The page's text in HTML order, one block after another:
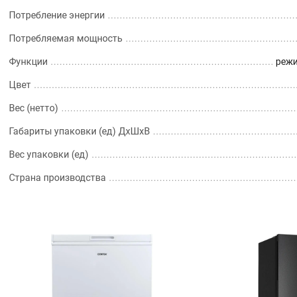
Потребление энергии
Потребляемая мощность
Функции
Цвет
Вес (нетто)
Габариты упаковки (ед) ДхШхВ
Вес упаковки (ед)
Страна производства